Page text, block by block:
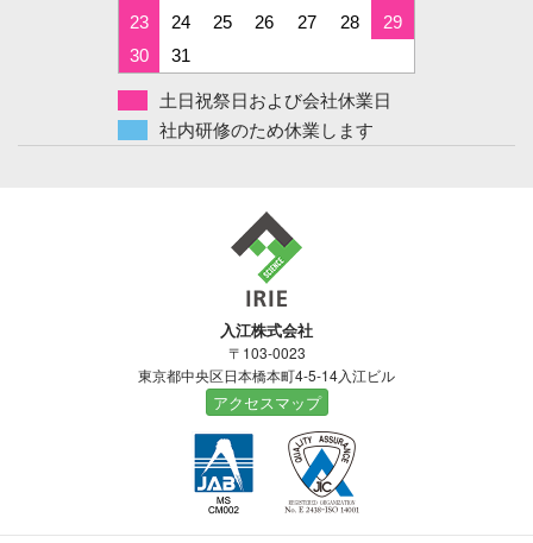
23
24 25 26 27 28
29
30
31
土日祝祭日および会社休業日
社内研修のため休業します
入江株式会社
〒103-0023
東京都中央区日本橋本町4-5-14入江ビル
アクセスマップ